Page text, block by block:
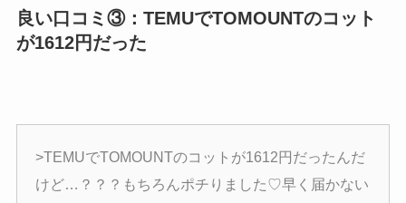
良い口コミ③：TEMUでTOMOUNTのコット
が1612円だった
>TEMUでTOMOUNTのコットが1612円だったんだ
けど…？？？もちろんポチりました♡早く届かない